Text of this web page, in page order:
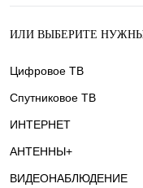
ИЛИ ВЫБЕРИТЕ
Цифровое ТВ
Спутниковое ТВ
ИНТЕРНЕТ
АНТЕННЫ+
ВИДЕОНАБЛЮДЕНИЕ